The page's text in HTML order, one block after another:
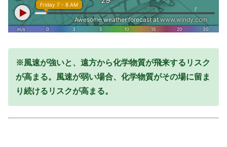
※風速が強いと、遠方から化学物質が飛来するリスク
が高まる。風速が弱い場合、化学物質がその場に留ま
り続けるリスクが高まる。